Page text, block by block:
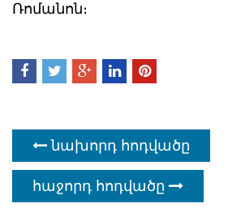
Ռոմանոն։
նախորդ հոդվածը
հաջորդ հոդվածը